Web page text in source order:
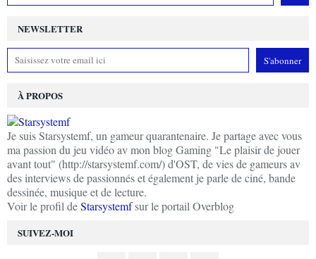
NEWSLETTER
SUIVEZ-MOI
À PROPOS
Je suis Starsystemf, un gameur quarantenaire. Je partage avec vous
ma passion du jeu vidéo av mon blog Gaming "Le plaisir de jouer
avant tout" (http://starsystemf.com/) d'OST, de vies de gameurs av
des interviews de passionnés et également je parle de ciné, bande
dessinée, musique et de lecture.
Voir le profil deStarsystemfsur le portail Overblog